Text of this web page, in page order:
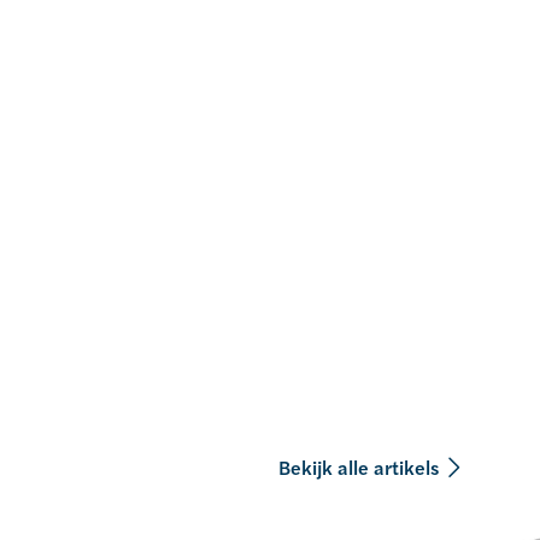
Bekijk alle artikels